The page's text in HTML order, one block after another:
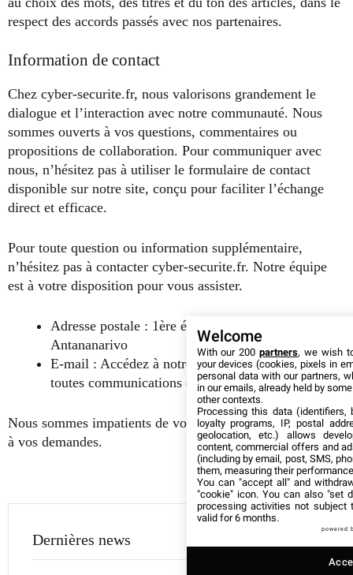
respect des accords passés avec nos partenaires.
Information de contact
Chez cyber-securite.fr, nous valorisons grandement le
dialogue et l’interaction avec notre communauté. Nous
sommes ouverts à vos questions, commentaires ou
propositions de collaboration. Pour communiquer avec
nous, n’hésitez pas à utiliser le formulaire de contact
disponible sur notre site, conçu pour faciliter l’échange
direct et efficace.
Pour toute question ou information supplémentaire,
n’hésitez pas à contacter cyber-securite.fr. Notre équipe
est à votre disposition pour vous assister.
Adresse postale : 1ère étage immeuble Jacaranda,
Antananarivo
E-mail : Accédez à notre page de contact pour
toutes communications électroniques.
Nous sommes impatients de vous entendre et de répondre
à vos demandes.
Dernières news
Welcome
With our 200partners, we wish
your devices (cookies, pixels in
personal data with our partners,
in our emails, already held by
other contexts.
Processing this data (identifiers,
loyalty programs, IP, postal
geolocation, etc.) allows
content, commercial offers and
(including by email, post, SMS,
them, measuring their
You can "accept all" and
"cookie" icon. You can also "set
processing activities not subject
valid for 6 months.
powered